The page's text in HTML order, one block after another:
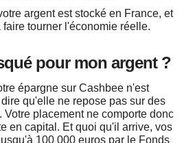
argent est stocké en France, et
tourner l'économie réelle.
pour mon argent ?
épargne sur Cashbee n'est
dire qu'elle ne repose pas sur des
Votre placement ne comporte donc
en capital. Et quoi qu'il arrive, vos
100 000 euros par le Fonds